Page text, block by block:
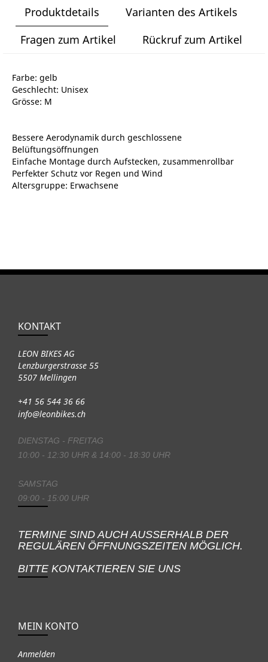
Produktdetails
Varianten des Artikels
Fragen zum Artikel
Rückruf zum Artikel
Farbe: gelb
Geschlecht: Unisex
Grösse: M
Bessere Aerodynamik durch geschlossene
Belüftungsöffnungen
Einfache Montage durch Aufstecken, zusammenrollbar
Perfekter Schutz vor Regen und Wind
Altersgruppe: Erwachsene
KONTAKT
LEON BIKES AG
Lenzburgerstrasse 55
5507 Mellingen
+41 56 544 36 66
info@leonbikes.ch
DIENSTAG - FREITAG
10:00 - 12:30 UHR & 14:00 - 18:30 UHR
SAMSTAG
09:00 - 15:00 UHR
TERMINE SIND AUCH AUSSERHALB DER
REGULÄREN ÖFFNUNGSZEITEN MÖGLICH.
BITTE KONTAKTIEREN SIE UNS
MEIN KONTO
Anmelden